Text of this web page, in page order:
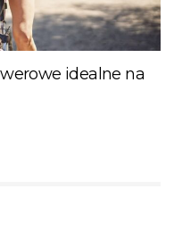
idealne na